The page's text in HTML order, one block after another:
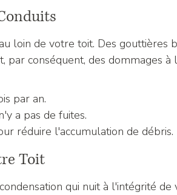
loin de votre toit. Des gouttières
par conséquent, des dommages à
par an.
a pas de fuites.
réduire l'accumulation de débris.
Toit
qui nuit à l'intégrité de